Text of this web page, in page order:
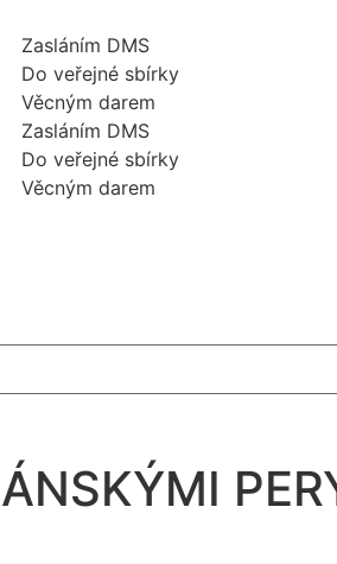
Zasláním DMS
Do veřejné sbírky
Věcným darem
Zasláním DMS
Do veřejné sbírky
Věcným darem